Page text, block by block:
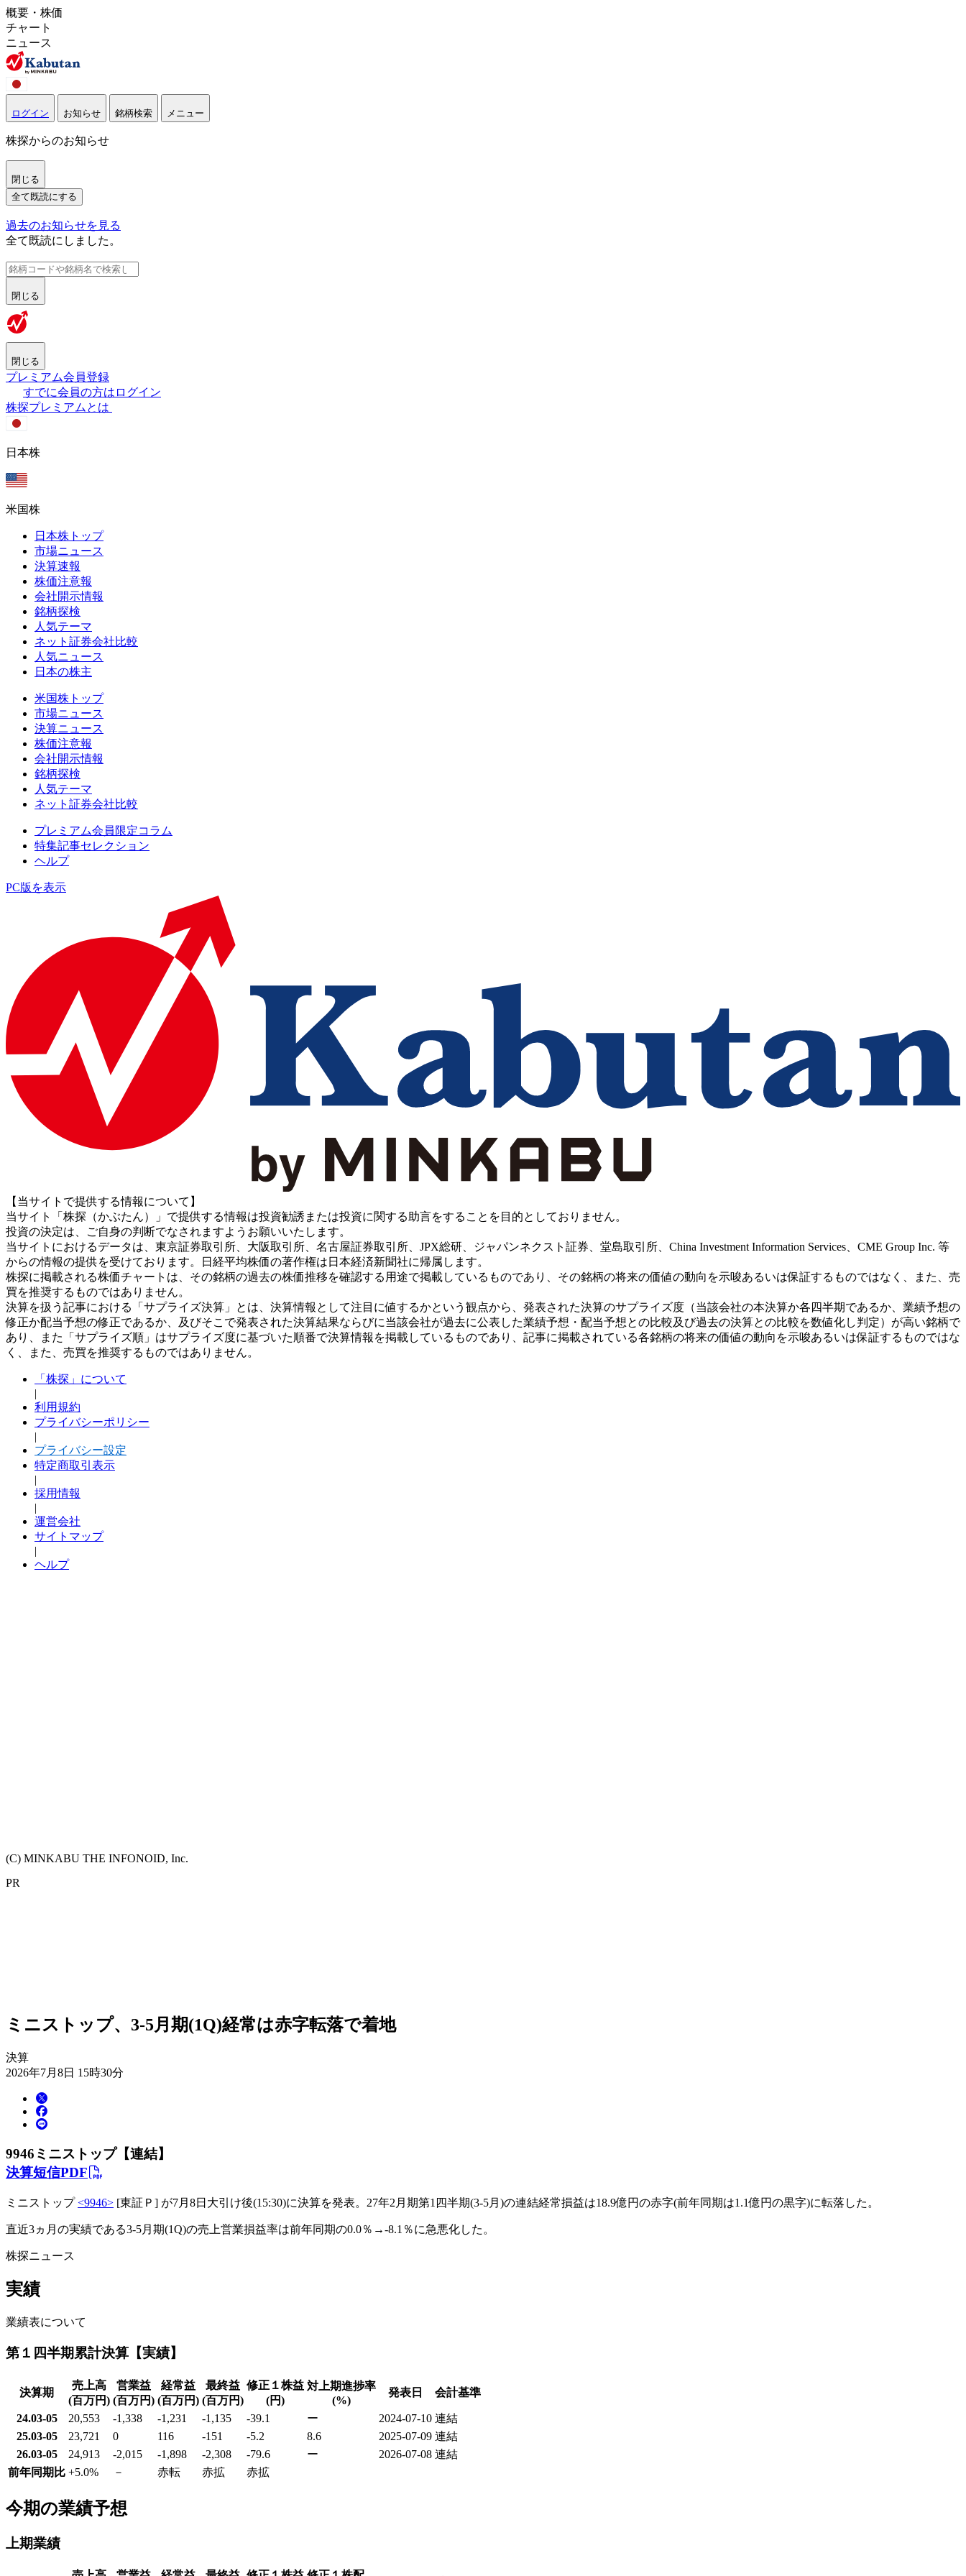
概要・株価
チャート
ニュース
ログイン お知らせ 銘柄検索 メニュー
株探からのお知らせ
閉じる
全て既読にする
過去のお知らせを見る
全て既読にしました。
閉じる
閉じる
プレミアム会員登録
すでに会員の方はログイン
株探プレミアムとは
日本株
米国株
日本株トップ
市場ニュース
決算速報
株価注意報
会社開示情報
銘柄探検
人気テーマ
ネット証券会社比較
人気ニュース
日本の株主
米国株トップ
市場ニュース
決算ニュース
株価注意報
会社開示情報
銘柄探検
人気テーマ
ネット証券会社比較
プレミアム会員限定コラム
特集記事セレクション
ヘルプ
PC版を表示
【当サイトで提供する情報について】
当サイト「株探（かぶたん）」で提供する情報は投資勧誘または投資に関する助言をすることを目的としておりません。
投資の決定は、ご自身の判断でなされますようお願いいたします。
当サイトにおけるデータは、東京証券取引所、大阪取引所、名古屋証券取引所、JPX総研、ジャパンネクスト証券、堂島取引所、China Investment Information Services、CME Group Inc. 等
からの情報の提供を受けております。日経平均株価の著作権は日本経済新聞社に帰属します。
株探に掲載される株価チャートは、その銘柄の過去の株価推移を確認する用途で掲載しているものであり、その銘柄の将来の価値の動向を示唆あるいは保証するものではなく、また、売
買を推奨するものではありません。
決算を扱う記事における「サプライズ決算」とは、決算情報として注目に値するかという観点から、発表された決算のサプライズ度（当該会社の本決算か各四半期であるか、業績予想の
修正か配当予想の修正であるか、及びそこで発表された決算結果ならびに当該会社が過去に公表した業績予想・配当予想との比較及び過去の決算との比較を数値化し判定）が高い銘柄で
あり、また「サプライズ順」はサプライズ度に基づいた順番で決算情報を掲載しているものであり、記事に掲載されている各銘柄の将来の価値の動向を示唆あるいは保証するものではな
く、また、売買を推奨するものではありません。
「株探」について
|
利用規約
プライバシーポリシー
|
プライバシー設定
特定商取引表示
|
採用情報
|
運営会社
サイトマップ
|
ヘルプ
(C) MINKABU THE INFONOID, Inc.
PR
ミニストップ、3-5月期(1Q)経常は赤字転落で着地
決算
2026年7月8日 15時30分
9946 ミニストップ【連結】
決算短信PDF
ミニストップ<9946> [東証Ｐ] が7月8日大引け後(15:30)に決算を発表。27年2月期第1四半期(3-5月)の連結経常損益は18.9億円の赤字(前年同期は1.1億円の黒字)に転落した。
直近3ヵ月の実績である3-5月期(1Q)の売上営業損益率は前年同期の0.0％→-8.1％に急悪化した。
株探ニュース
実績
業績表について
第１四半期累計決算【実績】
決算期
売上高
(百万円)
営業益
(百万円)
経常益
(百万円)
最終益
(百万円)
修正１株益
(円)
対上期進捗率
(%)
発表日 会計基準
24.03-05 20,553 -1,338 -1,231 -1,135 -39.1 ー 2024-07-10 連結
25.03-05
23,721 0 116 -151 -5.2 8.6 2025-07-09 連結
26.03-05
24,913 -2,015 -1,898 -2,308 -79.6 ー 2026-07-08 連結
前年同期比 +5.0% － 赤転 赤拡 赤拡
今期の業績予想
上期業績